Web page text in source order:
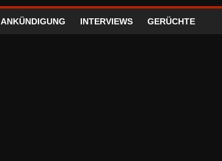
ANKÜNDIGUNG INTERVIEWS GERÜCHTE